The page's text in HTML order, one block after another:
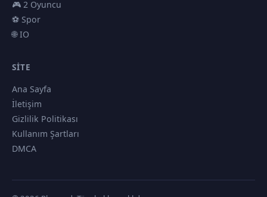
🎮 2 Oyuncu
⚽ Spor
🌐 IO
SITE
Ana Sayfa
İletişim
Gizlilik Politikası
Kullanım Şartları
DMCA